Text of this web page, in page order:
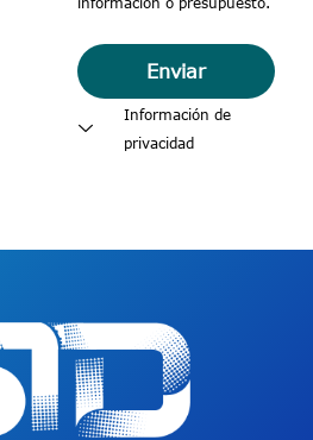
Enviar
Información de
privacidad